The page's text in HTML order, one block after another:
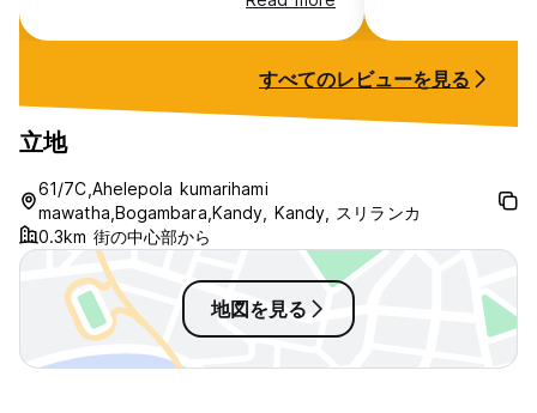
serve yummy
town ,and are
the area . I
kandy so
すべてのレビューを見る
立地
61/7C,Ahelepola kumarihami
mawatha,Bogambara,Kandy, Kandy, スリランカ
0.3km 街の中心部から
地図を見る